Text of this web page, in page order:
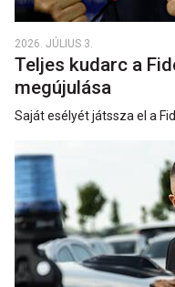
2026. JÚLIUS 3.
Teljes kudarc a
megújulása
Saját esélyét játssza el a